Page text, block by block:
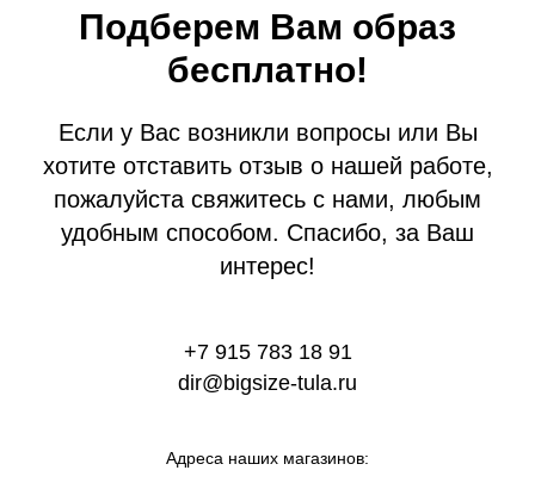
Подберем Вам образ
бесплатно!
Если у Вас возникли вопросы или Вы
хотите отставить отзыв о нашей работе,
пожалуйста свяжитесь с нами, любым
удобным способом. Спасибо, за Ваш
интерес!
+7 915 783 18 91
dir@bigsize-tula.ru
Адреса наших магазинов: